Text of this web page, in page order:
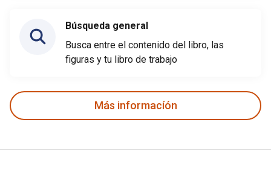
Búsqueda general
Busca entre el contenido del libro, las
figuras y tu libro de trabajo
Más informacíón